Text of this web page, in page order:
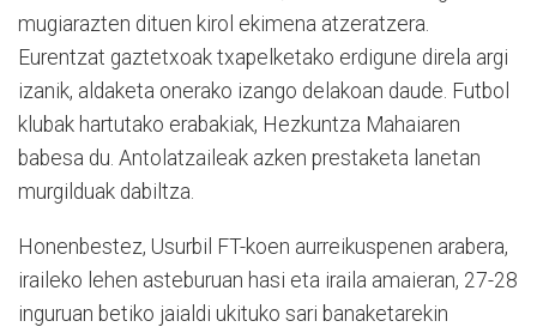
mugiarazten dituen kirol ekimena atzeratzera.
Eurentzat gaztetxoak txapelketako erdigune direla argi
izanik, aldaketa onerako izango delakoan daude. Futbol
klubak hartutako erabakiak, Hezkuntza Mahaiaren
babesa du. Antolatzaileak azken prestaketa lanetan
murgilduak dabiltza.
Honenbestez, Usurbil FT-koen aurreikuspenen arabera,
iraileko lehen asteburuan hasi eta iraila amaieran, 27-28
inguruan betiko jaialdi ukituko sari banaketarekin